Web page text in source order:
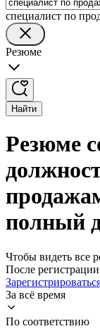
специалист по
Резюме
Найти
Резюме
полный
Чтобы видеть все
После
За всё время
По соответствию